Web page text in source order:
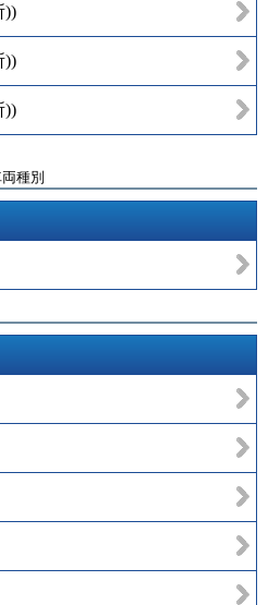
))
))
))
種別